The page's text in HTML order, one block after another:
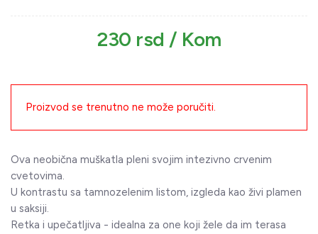
230 rsd / Kom
Proizvod se trenutno ne može poručiti.
Ova neobična muškatla pleni svojim intezivno crvenim
cvetovima.
U kontrastu sa tamnozelenim listom, izgleda kao živi plamen
u saksiji.
Retka i upečatljiva - idealna za one koji žele da im terasa